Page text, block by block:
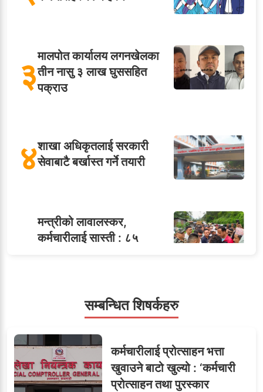
३मालपोत कार्यालय लगनखेलका
तीन नासु ३ लाख घुससहित
पक्राउ
४शाखा अधिकृतलाई सरकारी
सेवाबाटै बर्खास्त गर्ने तयारी
मन्त्रीको लावालस्कर,
कर्मचारीलाई सास्ती : ८५
६सहसचिवमा प्रथम भएका
विजयकुमार शर्माको लोकसेवा
टिप्स
सम्बन्धित शिषर्कहरु
कर्मचारीलाई प्रोत्साहन भत्ता
खुवाउने बाटो खुल्यो : ‘कर्मचारी
प्रोत्साहन तथा पुरस्कार